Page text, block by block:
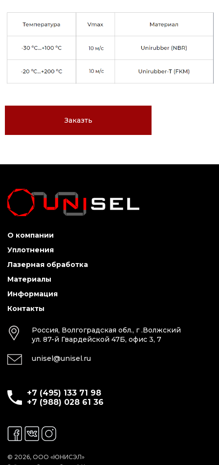
Заказть
О компании
Уплотнения
Лазерная обработка
Материалы
Информация
Контакты
Россия, Волгоградская обл., г .Волжский
ул. 87-й Гвардейской 47Б, офис 3, 7
unisel@unisel.ru
+7 (495) 133 71 98
+7 (988) 028 61 36
© 2026, ООО «ЮНИСЭЛ»